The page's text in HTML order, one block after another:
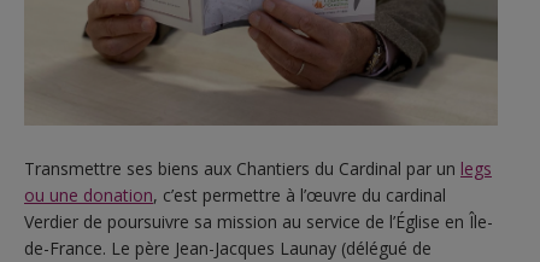
Transmettre ses biens aux Chantiers du Cardinal par un legs
ou une donation, c’est permettre à l’œuvre du cardinal
Verdier de poursuivre sa mission au service de l’Église en Île-
de-France. Le père Jean-Jacques Launay (délégué de